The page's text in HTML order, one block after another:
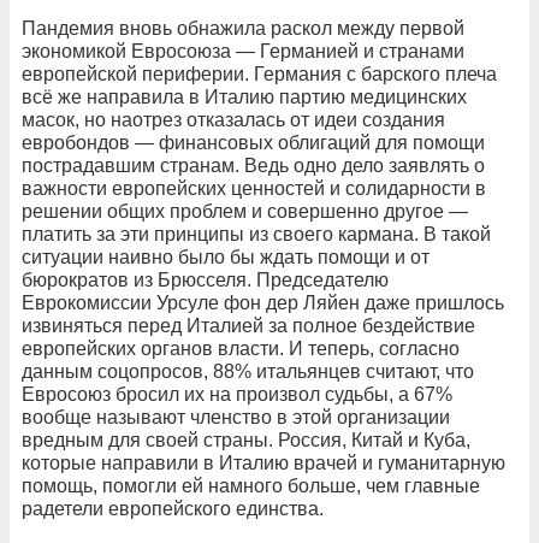
Пандемия вновь обнажила раскол между первой
экономикой Евросоюза — Германией и странами
европейской периферии. Германия с барского плеча
всё же направила в Италию партию медицинских
масок, но наотрез отказалась от идеи создания
евробондов — финансовых облигаций для помощи
пострадавшим странам. Ведь одно дело заявлять о
важности европейских ценностей и солидарности в
решении общих проблем и совершенно другое —
платить за эти принципы из своего кармана. В такой
ситуации наивно было бы ждать помощи и от
бюрократов из Брюсселя. Председателю
Еврокомиссии Урсуле фон дер Ляйен даже пришлось
извиняться перед Италией за полное бездействие
европейских органов власти. И теперь, согласно
данным соцопросов, 88% итальянцев считают, что
Евросоюз бросил их на произвол судьбы, а 67%
вообще называют членство в этой организации
вредным для своей страны. Россия, Китай и Куба,
которые направили в Италию врачей и гуманитарную
помощь, помогли ей намного больше, чем главные
радетели европейского единства.